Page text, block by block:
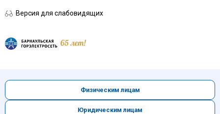
Версия для слабовидящих
Физическим лицам
Юридическим лицам